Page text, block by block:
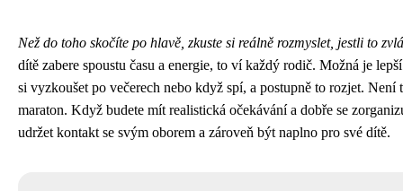
Než do toho skočíte po hlavě, zkuste si reálně rozmyslet, jestli to
dítě zabere spoustu času a energie, to ví každý rodič. Možná je
si vyzkoušet po večerech nebo když spí, a postupně to rozjet. Není
maraton. Když budete mít realistická očekávání a dobře se
udržet kontakt se svým oborem a zároveň být naplno pro své dítě.